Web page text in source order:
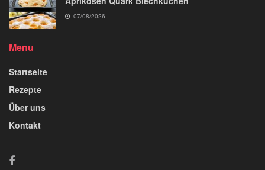
07/08/2026
Menu
Startseite
Rezepte
Über uns
Kontakt